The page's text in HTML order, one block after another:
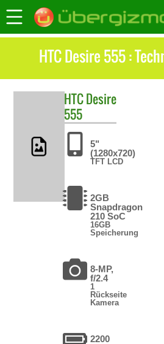
HTC Desire 555 :
HTCDesire
555
5"
(1280x720)
TFT LCD
2GB
Snapdragon
210 SoC
16GB
Speicherung
8-MP,
f/2.4
1
Rückseite
Kamera
2200